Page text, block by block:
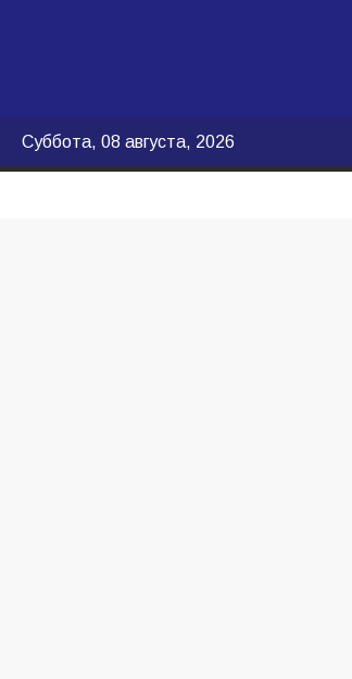
Суббота, 08 августа, 2026